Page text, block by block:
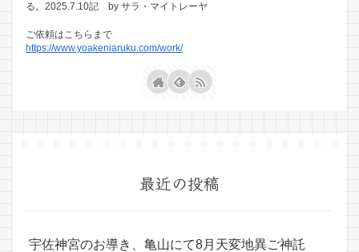
る。2025.7.10記 by サラ・マイトレーヤ
ご依頼はこちらまで
https://www.yoakeniaruku.com/work/
最近の投稿
宇佐神宮のお導き、亀山にて8月天変地異ご神託